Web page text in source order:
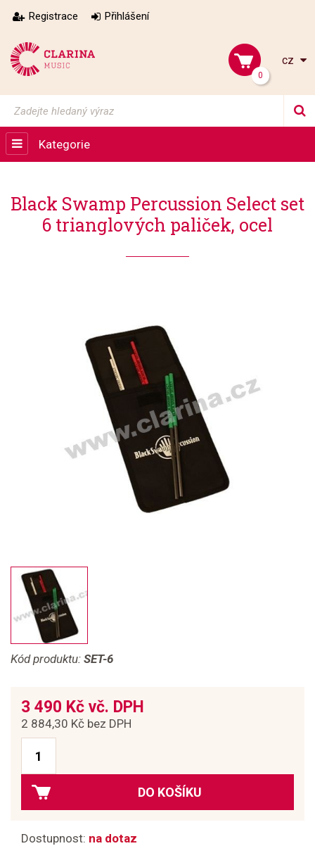
Registrace Přihlášení
0
cz
Kategorie
Black Swamp Percussion Select set
6 trianglových paliček, ocel
Kód produktu: SET-6
3 490 Kč vč. DPH
2 884,30 Kč bez DPH
DO KOŠÍKU
Dostupnost: na dotaz